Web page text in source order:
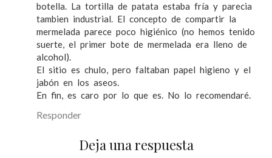
botella. La tortilla de patata estaba fría y parecia
tambien industrial. El concepto de compartir la
mermelada parece poco higiénico (no hemos tenido
suerte, el primer bote de mermelada era lleno de
alcohol).
El sitio es chulo, pero faltaban papel higieno y el
jabón en los aseos.
En fin, es caro por lo que es. No lo recomendaré.
Responder
Deja una respuesta